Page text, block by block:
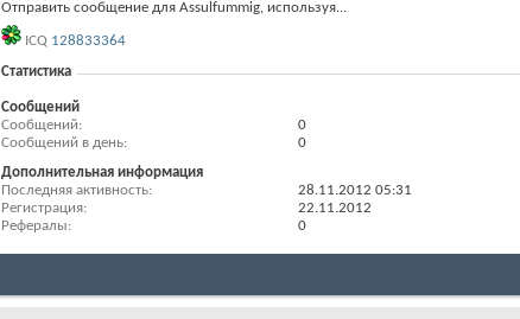
Отправить сообщение для Assulfummig, используя...
ICQ 128833364
Статистика
Сообщений
Сообщений
0
Сообщений в день
0
Дополнительная информация
Последняя активность
28.11.2012 05:31
Регистрация
22.11.2012
Рефералы
0